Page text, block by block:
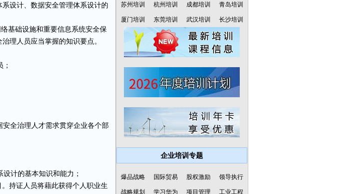
设计、数据安全管理体系设计的
基础设施和重要信息系统安全保
理人员应当掌握的知识要点。
全治理人才需求贯穿企业各个部
计的基本知识和能力；
持证人员将藉此获得个人职业生
苏州培训 杭州培训 成都培训 青岛培训
厦门培训 东莞培训 武汉培训 长沙培训
企业培训专题
爆品战略 国际贸易 股权激励 领导执行
战略规划 学习华为 项目管理 工业工程